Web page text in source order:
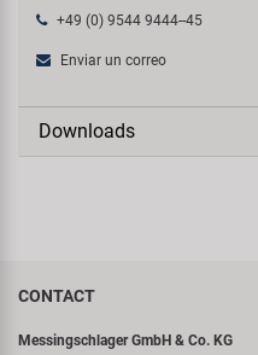
+49 (0) 9544 9444--45
Enviar un correo
Downloads
CONTACT
Messingschlager GmbH & Co. KG